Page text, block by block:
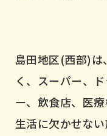
島田地区(西部)は
く、スーパー、
ー、飲食店、医
生活に欠かせな